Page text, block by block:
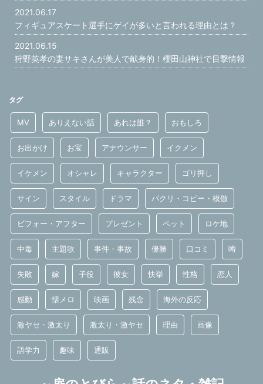
2021.06.17
フィギュアスケート選手にゲイが多いと言われる理由とは？
2021.06.15
狩野英孝の妻サキさんが美人で献身的！櫻田山神社で目撃情報
タグ
MV ありえない話 あれは誰？ おもしろ
お出かけ お宝 アナウンサー イクメン
イケメン オシャレ キャラクター ゴリ押し
サイン スタイル ドラマ パクリ・コピー・模倣
ビフォー・アフター プレゼント ペット ロケ地
中毒 主題歌 事件・事故 優勝 口コミ 噂
失敗 嫁 子役 彼女 快挙 性格 恋人
感動 懐メロ 映画 残念 海外の反応
激ヤセ・激太り 激太り・激ヤセ 理由 画像
語学力 趣味 通販